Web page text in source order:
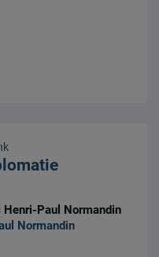
Henri-Paul Normandin
Normandin